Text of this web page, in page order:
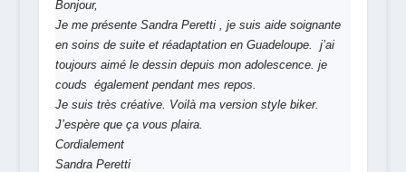
Bonjour,
Je me présente Sandra Peretti , je suis aide soignante
en soins de suite et réadaptation en Guadeloupe. j’ai
toujours aimé le dessin depuis mon adolescence. je
couds également pendant mes repos.
Je suis très créative. Voilà ma version style biker.
J’espère que ça vous plaira.
Cordialement
Sandra Peretti